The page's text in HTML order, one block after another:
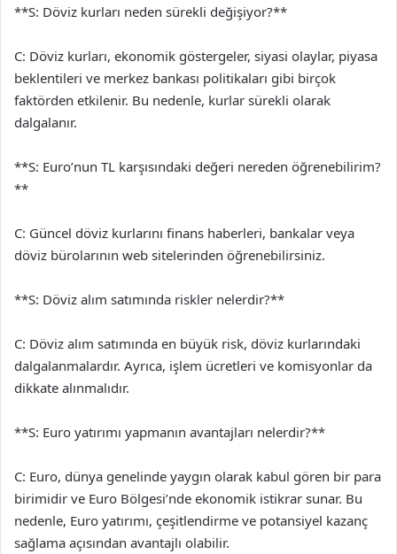
**S: Döviz kurları neden sürekli değişiyor?**
C: Döviz kurları, ekonomik göstergeler, siyasi olaylar, piyasa
beklentileri ve merkez bankası politikaları gibi birçok
faktörden etkilenir. Bu nedenle, kurlar sürekli olarak
dalgalanır.
**S: Euro’nun TL karşısındaki değeri nereden öğrenebilirim?
**
C: Güncel döviz kurlarını finans haberleri, bankalar veya
döviz bürolarının web sitelerinden öğrenebilirsiniz.
**S: Döviz alım satımında riskler nelerdir?**
C: Döviz alım satımında en büyük risk, döviz kurlarındaki
dalgalanmalardır. Ayrıca, işlem ücretleri ve komisyonlar da
dikkate alınmalıdır.
**S: Euro yatırımı yapmanın avantajları nelerdir?**
C: Euro, dünya genelinde yaygın olarak kabul gören bir para
birimidir ve Euro Bölgesi’nde ekonomik istikrar sunar. Bu
nedenle, Euro yatırımı, çeşitlendirme ve potansiyel kazanç
sağlama açısından avantajlı olabilir.